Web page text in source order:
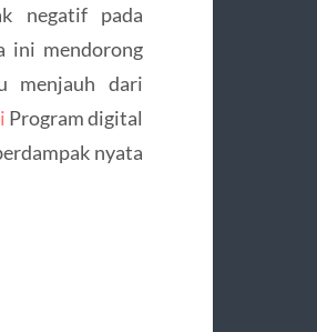
negatif pada
ini mendorong
menjauh dari
Program digital
nyata